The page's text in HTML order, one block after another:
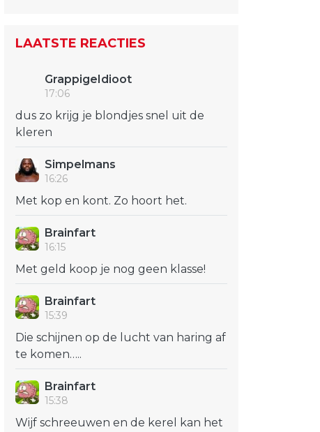
LAATSTE REACTIES
GrappigeIdioot
17:06
dus zo krijg je blondjes snel uit de
kleren
Simpelmans
16:26
Met kop en kont. Zo hoort het.
Brainfart
16:15
Met geld koop je nog geen klasse!
Brainfart
15:39
Die schijnen op de lucht van haring af
te komen…..
Brainfart
15:38
Wijf schreeuwen en de kerel kan het